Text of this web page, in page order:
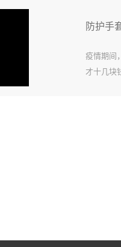
防护手
疫情期间
才十几块